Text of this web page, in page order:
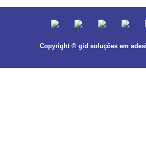
Copyright © gid soluções em